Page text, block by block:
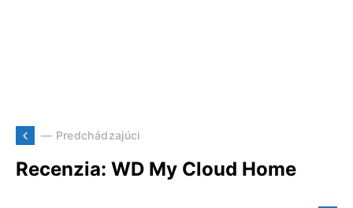
— Predchádzajúci
Recenzia: WD My Cloud Home